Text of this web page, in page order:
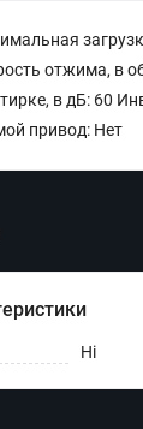
отжима, в
в дБ: 60
привод: Нет
Hi